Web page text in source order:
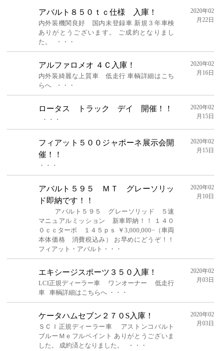
アバルト８５０ｔｃ仕様 入庫！
内外装機関良好 国内未登録車 新規３年車検
ありがとうございます。 ご成約となりまし
た。 ・・・
2020年02
月22日
アルファロメオ ４Ｃ入庫！
内外装綺麗な上質車 低走行 車輌詳細はこち
らへ ・・・
2020年02
月16日
ロータス トラック デイ 開催！！
・・・
2020年02
月15日
フィアット５００ジャポーネ展示会開
催！！
・・・
2020年02
月15日
アバルト５９５ ＭＴ グレーソリッ
ド即納です！！
アバルト５９５ グレーソリッド ５速
マニュアルミッション 新車即納！！ １４０
０ｃｃターボ １４５ｐｓ ￥3,000,000−（車両
本体価格 消費税込み） お早めにどうぞ！！
フィアット・アバルト・・・
2020年02
月10日
エキシージスポーツ３５０入庫！
LCI正規ディーラー車 ワンオーナー 低走行
車 車輌詳細はこちらへ ・・・
2020年02
月03日
ケータハムセブン２７０S入庫！
ＳＣＩ正規ディーラー車 アストンコバルト
ブルーＭｅフルペイント ありがとうございま
した。 成約済となりました。 ・・・
2020年02
月03日